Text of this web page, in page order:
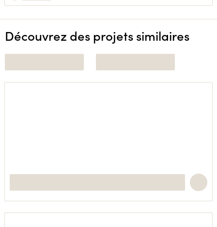
Découvrez des projets similaires